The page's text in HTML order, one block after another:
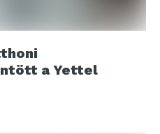
a Yettel